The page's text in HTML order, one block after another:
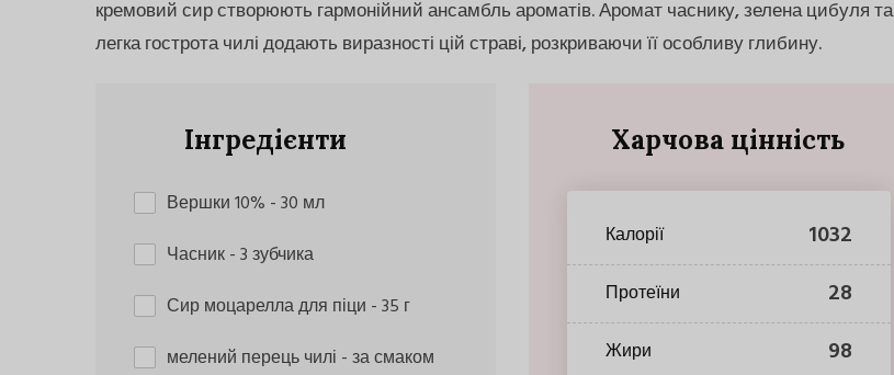
кремовий сир створюють гармонійний ансамбль ароматів. Аромат часнику, зелена цибуля та
легка гострота чилі додають виразності цій страві, розкриваючи її особливу глибину.
Інгредієнти
Вершки 10% - 30 мл
Часник- 3 зубчика
Сир моцарелла для піци - 35 г
мелений перець чилі - за смаком
Харчова цінність
Калорії 1032
Протеїни 28
Жири 98